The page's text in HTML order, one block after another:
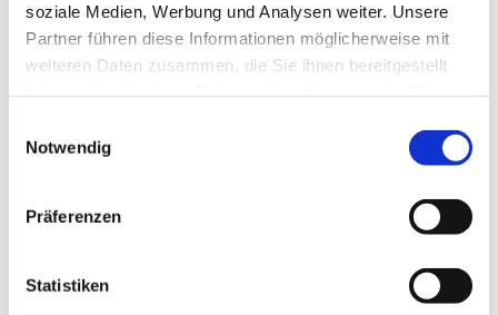
soziale Medien, Werbung und Analysen weiter. Unsere
Partner führen diese Informationen möglicherweise mit
weiteren Daten zusammen, die Sie ihnen bereitgestellt
Notwendig
Präferenzen
Statistiken